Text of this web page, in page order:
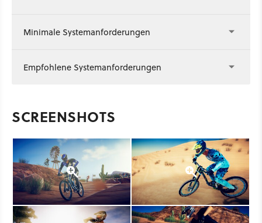
Minimale Systemanforderungen
Empfohlene Systemanforderungen
SCREENSHOTS